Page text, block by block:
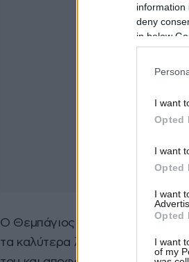
information
deny
in below
I want
Opted
I want
Opted
I want
Opted
I want
of my
Ο Θεμπάγιος φέρεται να έγινε
τα καλύτερα λόγια για αυτόν σε